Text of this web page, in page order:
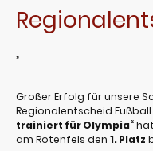
„
Großer Erfolg für unsere
Regionalentscheid
trainiert für Olympia“
am Rotenfels den 1. Platz